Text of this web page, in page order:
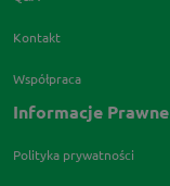
Kontakt
Współpraca
Informacje Prawne
Polityka prywatności